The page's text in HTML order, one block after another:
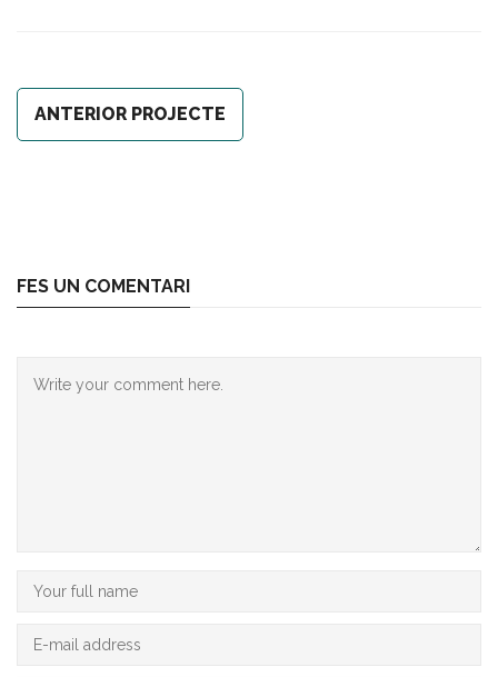
ANTERIOR PROJECTE
FES UN COMENTARI